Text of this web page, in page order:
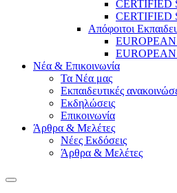
CERTIFIED
CERTIFIED
Απόφοιτοι
Νέα & Επικοινωνία
Τα Νέα μας
Εκπαιδευτικές
Εκδηλώσεις
Επικοινωνία
Άρθρα & Μελέτες
Νέες Εκδόσεις
Άρθρα & Μελέτες